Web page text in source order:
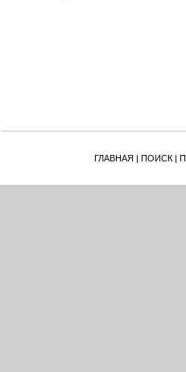
ГЛАВНАЯ | ПОИСК|